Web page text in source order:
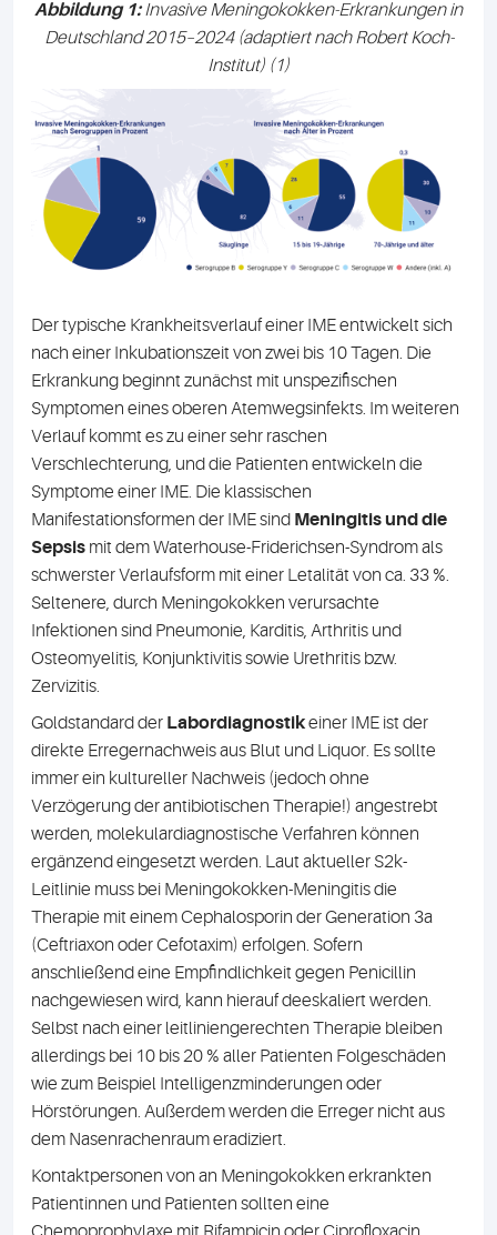
Abbildung 1:Invasive Meningokokken-Erkrankungen in
Deutschland 2015–2024 (adaptiert nach Robert Koch-
Institut) (1)
Der typische Krankheitsverlauf einer IME entwickelt sich
nach einer Inkubationszeit von zwei bis 10 Tagen. Die
Erkrankung beginnt zunächst mit unspezifischen
Symptomen eines oberen Atemwegsinfekts. Im weiteren
Verlauf kommt es zu einer sehr raschen
Verschlechterung, und die Patienten entwickeln die
Symptome einer IME. Die klassischen
Manifestationsformen der IME sind Meningitis und die
Sepsis mit dem Waterhouse-Friderichsen-Syndrom als
schwerster Verlaufsform mit einer Letalität von ca. 33 %.
Seltenere, durch Meningokokken verursachte
Infektionen sind Pneumonie, Karditis, Arthritis und
Osteomyelitis, Konjunktivitis sowie Urethritis bzw.
Zervizitis.
Goldstandard der Labordiagnostikeiner IME ist der
direkte Erregernachweis aus Blut und Liquor. Es sollte
immer ein kultureller Nachweis (jedoch ohne
Verzögerung der antibiotischen Therapie!) angestrebt
werden, molekulardiagnostische Verfahren können
ergänzend eingesetzt werden. Laut aktueller S2k-
Leitlinie muss bei Meningokokken-Meningitis die
Therapie mit einem Cephalosporin der Generation 3a
(Ceftriaxon oder Cefotaxim) erfolgen. Sofern
anschließend eine Empfindlichkeit gegen Penicillin
nachgewiesen wird, kann hierauf deeskaliert werden.
Selbst nach einer leitliniengerechten Therapie bleiben
allerdings bei 10 bis 20 % aller Patienten Folgeschäden
wie zum Beispiel Intelligenzminderungen oder
Hörstörungen. Außerdem werden die Erreger nicht aus
dem Nasenrachenraum eradiziert.
Kontaktpersonen von an Meningokokken erkrankten
Patientinnen und Patienten sollten eine